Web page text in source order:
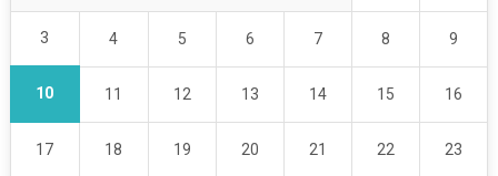
3 4 5 6 7 8 9
10 11 12 13 14 15 16
17 18 19 20 21 22 23